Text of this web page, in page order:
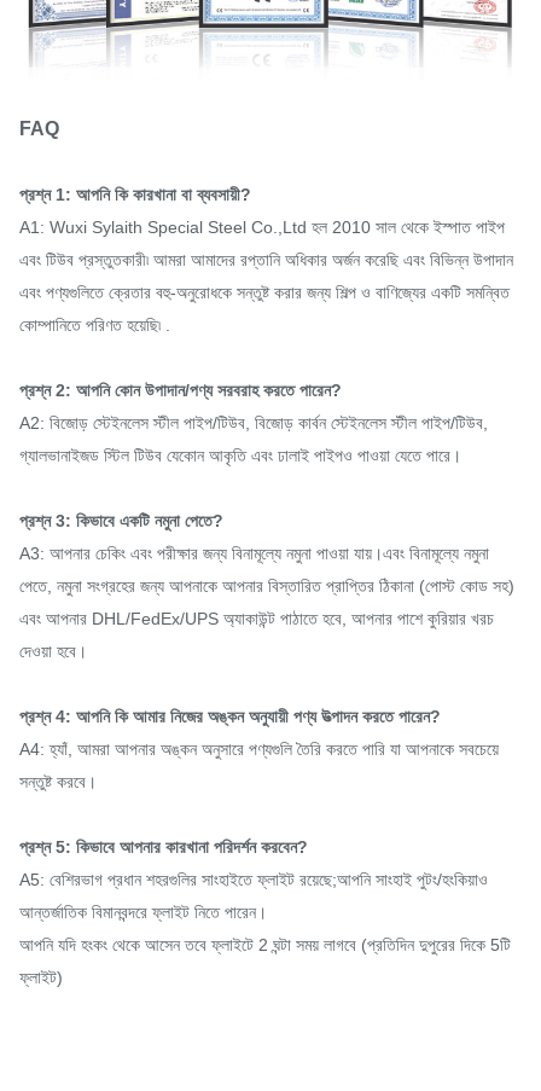
FAQ
প্রশ্ন 1: আপনি কি কারখানা বা ব্যবসায়ী?
A1: Wuxi Sylaith Special Steel Co.,Ltd হল 2010 সাল থেকে ইস্পাত পাইপ
এবং টিউব প্রস্তুতকারী৷ আমরা আমাদের রপ্তানি অধিকার অর্জন করেছি এবং বিভিন্ন উপাদান
এবং পণ্যগুলিতে ক্রেতার বহু-অনুরোধকে সন্তুষ্ট করার জন্য শিল্প ও বাণিজ্যের একটি সমন্বিত
কোম্পানিতে পরিণত হয়েছি৷ .
প্রশ্ন 2: আপনি কোন উপাদান/পণ্য সরবরাহ করতে পারেন?
A2: বিজোড় স্টেইনলেস স্টীল পাইপ/টিউব, বিজোড় কার্বন স্টেইনলেস স্টীল পাইপ/টিউব,
গ্যালভানাইজড স্টিল টিউব যেকোন আকৃতি এবং ঢালাই পাইপও পাওয়া যেতে পারে।
প্রশ্ন 3: কিভাবে একটি নমুনা পেতে?
A3: আপনার চেকিং এবং পরীক্ষার জন্য বিনামূল্যে নমুনা পাওয়া যায়।এবং বিনামূল্যে নমুনা
পেতে, নমুনা সংগ্রহের জন্য আপনাকে আপনার বিস্তারিত প্রাপ্তির ঠিকানা (পোস্ট কোড সহ)
এবং আপনার DHL/FedEx/UPS অ্যাকাউন্ট পাঠাতে হবে, আপনার পাশে কুরিয়ার খরচ
দেওয়া হবে।
প্রশ্ন 4: আপনি কি আমার নিজের অঙ্কন অনুযায়ী পণ্য উত্পাদন করতে পারেন?
A4: হ্যাঁ, আমরা আপনার অঙ্কন অনুসারে পণ্যগুলি তৈরি করতে পারি যা আপনাকে সবচেয়ে
সন্তুষ্ট করবে।
প্রশ্ন 5: কিভাবে আপনার কারখানা পরিদর্শন করবেন?
A5: বেশিরভাগ প্রধান শহরগুলির সাংহাইতে ফ্লাইট রয়েছে;আপনি সাংহাই পুটং/হংকিয়াও
আন্তর্জাতিক বিমানবন্দরে ফ্লাইট নিতে পারেন।
আপনি যদি হংকং থেকে আসেন তবে ফ্লাইটে 2 ঘন্টা সময় লাগবে (প্রতিদিন দুপুরের দিকে 5টি
ফ্লাইট)